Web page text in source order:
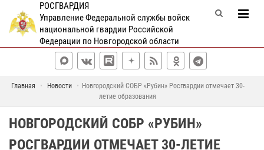
РОСГВАРДИЯ
Управление Федеральной службы войск
национальной гвардии Российской
Федерации по Новгородской области
Главная Новости
Новгородский СОБР «Рубин» Росгвардии отмечает 30-
летие образования
НОВГОРОДСКИЙ СОБР «РУБИН»
РОСГВАРДИИ ОТМЕЧАЕТ 30-ЛЕТИЕ